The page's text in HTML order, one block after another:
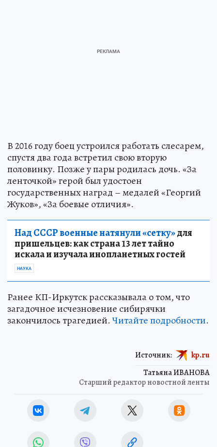
В 2016 году боец устроился работать слесарем,
спустя два года встретил свою вторую
половинку. Позже у пары родилась дочь. «За
ленточкой» герой был удостоен
государственных наград – медалей «Георгий
Жуков», «За боевые отличия».
Над СССР военные натянули «сетку»для
пришельцев: как страна 13 лет тайно
искала и изучала инопланетных гостей
НАУКА
Ранее КП-Иркутск рассказывала о том, что
загадочное исчезновение сибирячки
закончилось трагедией.Читайте подробности.
Татьяна ИВАНОВА
Старший редактор новостной ленты
Источник: kp.ru